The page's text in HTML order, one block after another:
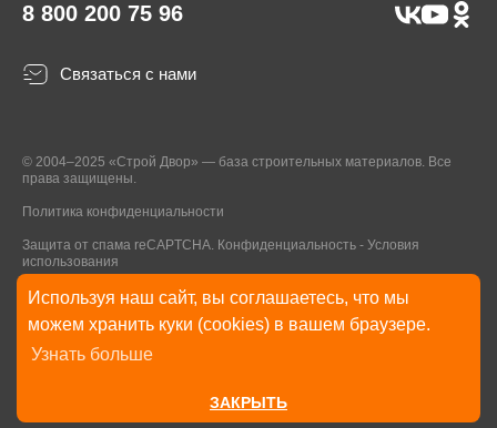
Используя наш сайт, вы соглашаетесь, что мы
можем хранить куки (cookies) в вашем браузере.
Узнать больше
ЗАКРЫТЬ
8 800 200 75 96
Связаться с нами
© 2004–2025 «Строй Двор» — база строительных материалов. Все
права защищены.
Политика конфиденциальности
Защита от спама reCAPTCHA. Конфиденциальность - Условия
использования
* Указанные на Сайте цены, комплектации, описания и технические
характеристики могут быть изменены в любое время без уведомления
пользователей Сайта. Внешний вид товаров и упаковки может